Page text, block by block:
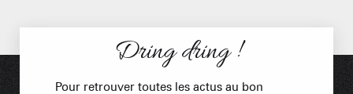
Dring dring !
Pour retrouver toutes les actus au bon